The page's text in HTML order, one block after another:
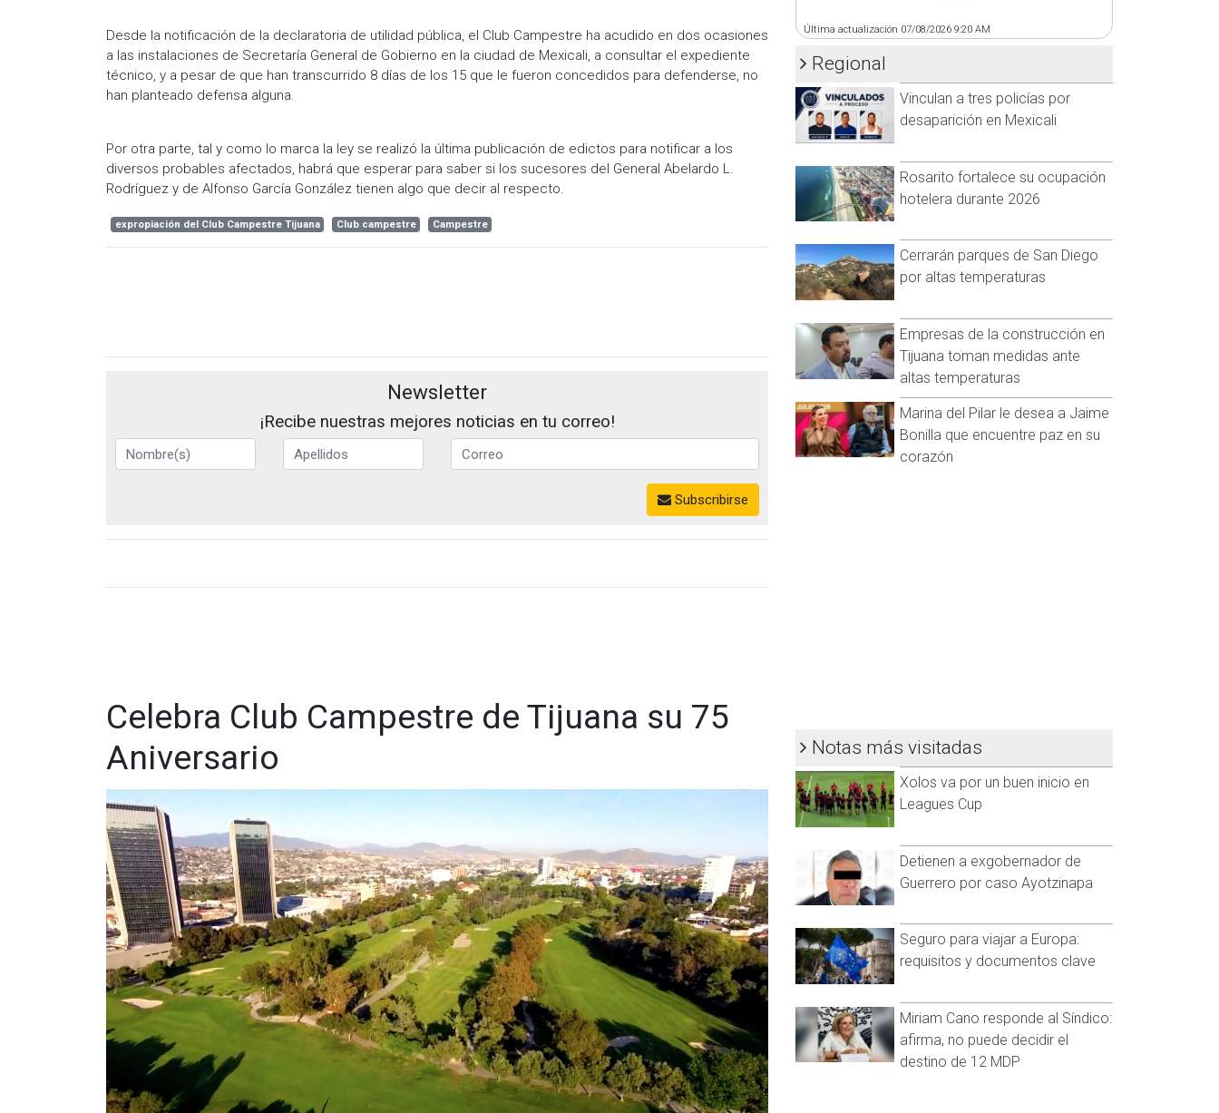
Desde la notificación de la declaratoria de utilidad pública, el Club Campestre ha acudido en dos ocasiones
a las instalaciones de Secretaría General de Gobierno en la ciudad de Mexicali, a consultar el expediente
técnico, y a pesar de que han transcurrido 8 días de los 15 que le fueron concedidos para defenderse, no
han planteado defensa alguna.
Por otra parte, tal y como lo marca la ley se realizó la última publicación de edictos para notificar a los
diversos probables afectados, habrá que esperar para saber si los sucesores del General Abelardo L.
Rodríguez y de Alfonso García González tienen algo que decir al respecto.
expropiación del Club Campestre Tijuana Club campestre Campestre
Newsletter
¡Recibe nuestras mejores noticias en tu correo!
Subscribirse
Celebra Club Campestre de Tijuana su 75
Aniversario
Última actualización 07/08/2026 9:20 AM
Regional
Vinculan a tres policías por
desaparición en Mexicali
Rosarito fortalece su ocupación
hotelera durante 2026
Cerrarán parques de San Diego
por altas temperaturas
Empresas de la construcción en
Tijuana toman medidas ante
altas temperaturas
Marina del Pilar le desea a Jaime
Bonilla que encuentre paz en su
corazón
Notas más visitadas
Xolos va por un buen inicio en
Leagues Cup
Detienen a exgobernador de
Guerrero por caso Ayotzinapa
Seguro para viajar a Europa:
requisitos y documentos clave
Miriam Cano responde al Síndico:
afirma, no puede decidir el
destino de 12 MDP